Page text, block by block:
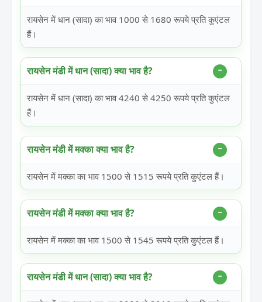
रायसेन में धान (सादा) का भाव 1000 से 1680 रूपये प्रति कुएंटल
हैं।
रायसेन मंडी में धान (सादा) क्या भाव है?
रायसेन में धान (सादा) का भाव 4240 से 4250 रूपये प्रति कुएंटल
हैं।
रायसेन मंडी में मक्का क्या भाव है?
रायसेन में मक्का का भाव 1500 से 1515 रूपये प्रति कुएंटल हैं।
रायसेन मंडी में मक्का क्या भाव है?
रायसेन में मक्का का भाव 1500 से 1545 रूपये प्रति कुएंटल हैं।
रायसेन मंडी में धान (सादा) क्या भाव है?